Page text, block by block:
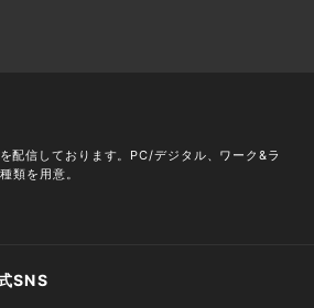
配信しております。PC/デジタル、ワーク&ラ
類を用意。
SNS